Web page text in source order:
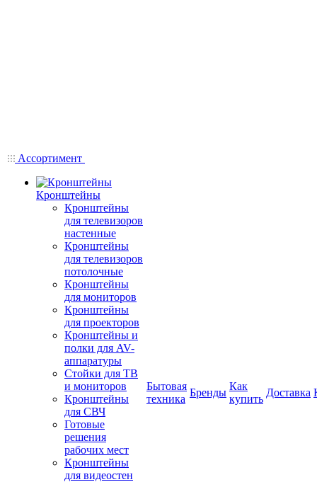
Ассортимент
Кронштейны
Кронштейны
для телевизоров
настенные
Кронштейны
для телевизоров
потолочные
Кронштейны
для мониторов
Кронштейны
для проекторов
Кронштейны и
полки для AV-
аппаратуры
Стойки для ТВ
и мониторов
Кронштейны
для СВЧ
Готовые
решения
рабочих мест
Кронштейны
для видеостен
Бытовая
техника
Бренды
Как
купить
Доставка